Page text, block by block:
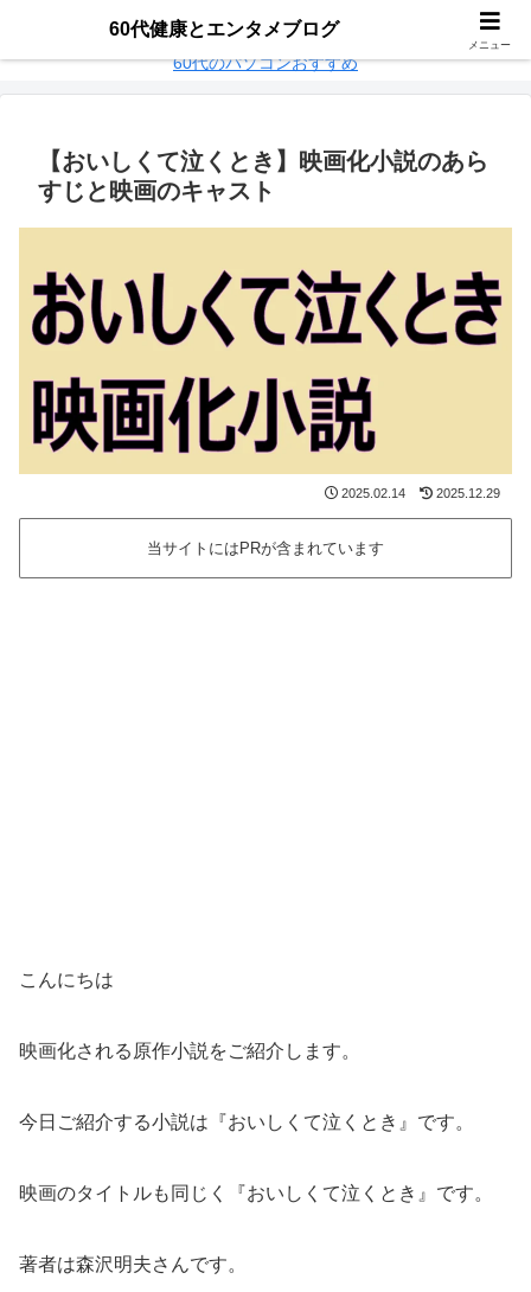
60代パソコンおすすめ 楽天モバイル乗り換え
60代のパソコンおすすめ
【おいしくて泣くとき】映画化小説のあら
すじと映画のキャスト
2025.02.14 2025.12.29
当サイトにはPRが含まれています
こんにちは
映画化される原作小説をご紹介します。
今日ご紹介する小説は『おいしくて泣くとき』です。
映画のタイトルも同じく『おいしくて泣くとき』です。
著者は森沢明夫さんです。
60代健康とエンタメブログ
メニュー